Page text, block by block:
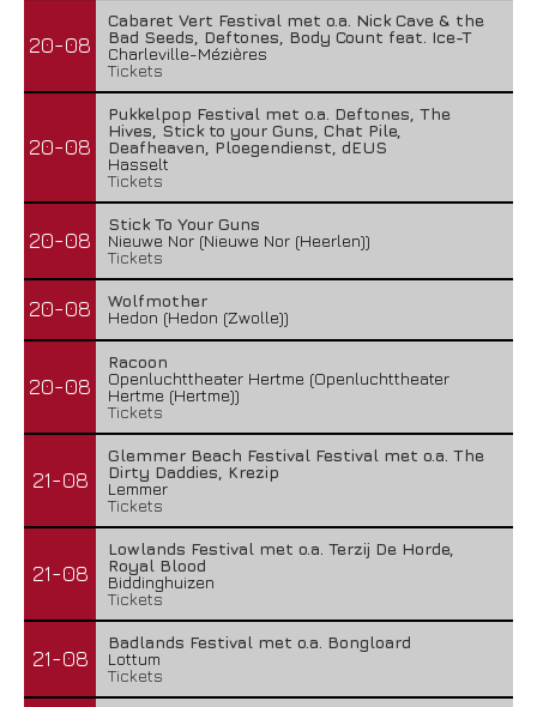
20-08
Cabaret Vert Festival met o.a. Nick Cave & the
Bad Seeds, Deftones, Body Count feat. Ice-T
Charleville-Mézières
Tickets
20-08
Pukkelpop Festival met o.a. Deftones, The
Hives, Stick to your Guns, Chat Pile,
Deafheaven, Ploegendienst, dEUS
Hasselt
Tickets
20-08
Stick To Your Guns
Nieuwe Nor (Nieuwe Nor (Heerlen))
Tickets
20-08
Wolfmother
Hedon (Hedon (Zwolle))
20-08
Racoon
Openluchttheater Hertme (Openluchttheater
Hertme (Hertme))
Tickets
21-08
Glemmer Beach Festival Festival met o.a. The
Dirty Daddies, Krezip
Lemmer
Tickets
21-08
Lowlands Festival met o.a. Terzij De Horde,
Royal Blood
Biddinghuizen
Tickets
21-08
Badlands Festival met o.a. Bongloard
Lottum
Tickets